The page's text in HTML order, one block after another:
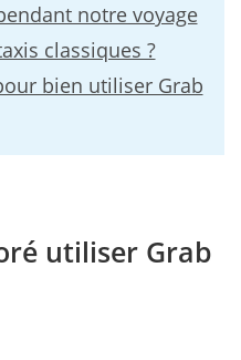
notre voyage
classiques ?
bien utiliser Grab
utiliser Grab